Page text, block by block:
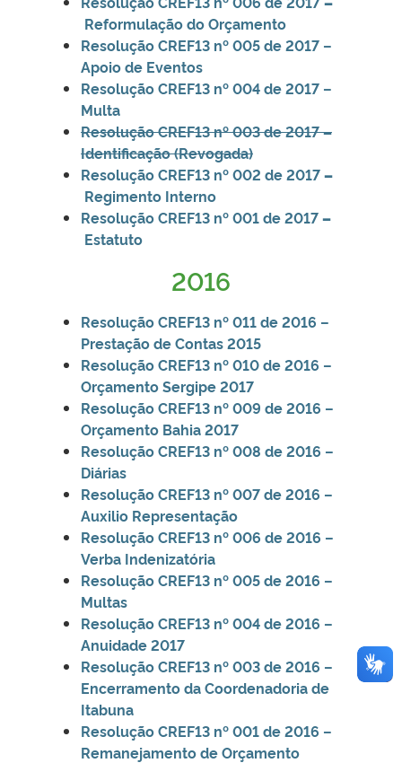
Reformulação do Orçamento
Resolução CREF13 nº 005 de 2017 –
Apoio de Eventos
Resolução CREF13 nº 004 de 2017 –
Multa
Resolução CREF13 nº 003 de 2017–
Identificação (Revogada)
Resolução CREF13 nº 002 de 2017–
Regimento Interno
Resolução CREF13 nº 001 de 2017–
Estatuto
2016
Resolução CREF13 nº 011 de 2016 –
Prestação de Contas 2015
ResoluçãoCREF13 nº 010 de 2016 –
Orçamento Sergipe 2017
Resolução CREF13 nº 009 de 2016 –
Orçamento Bahia 2017
Resolução CREF13 nº 008 de 2016 –
Diárias
Resolução CREF13 nº 007 de 2016 –
Auxilio Representação
Resolução CREF13 nº 006 de 2016 –
Verba Indenizatória
Resolução CREF13 nº 005 de 2016 –
Multas
Resolução CREF13 nº 004 de 2016 –
Anuidade 2017
Resolução CREF13 nº 003 de 2016 –
Encerramento da Coordenadoria de
Itabuna
Resolução CREF13 nº 001 de 2016 –
Remanejamento de Orçamento